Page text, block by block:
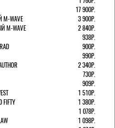
17 900Р.
WAVE
3 900Р.
M-WAVE
2 840Р.
938Р.
900Р.
990Р.
2 340Р.
730Р.
909Р.
1 510Р.
1 380Р.
1 078Р.
1 098Р.